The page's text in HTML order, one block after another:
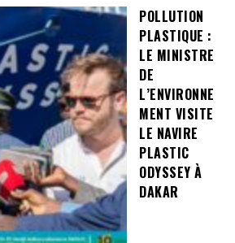
POLLUTION
PLASTIQUE :
LE MINISTRE
DE
L’ENVIRONNE
MENT VISITE
LE NAVIRE
PLASTIC
ODYSSEY À
DAKAR